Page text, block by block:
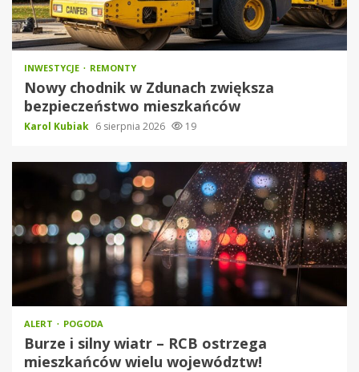
INWESTYCJE REMONTY
Nowy chodnik w Zdunach zwiększa
bezpieczeństwo mieszkańców
Karol Kubiak 6 sierpnia 2026 19
ALERT POGODA
Burze i silny wiatr – RCB ostrzega
mieszkańców wielu województw!